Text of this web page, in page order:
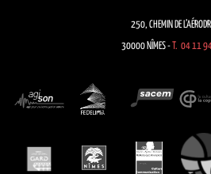
250, CHEMIN DE
30000 NÎMES -T. 04 11